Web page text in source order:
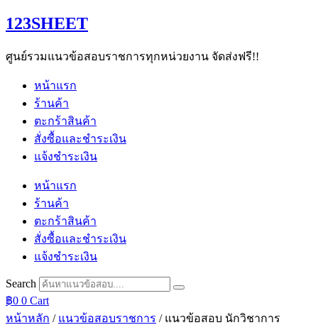
Skip
to
123SHEET
ศูนย์รวมแนวข้อสอบราชการทุกหน่วยงาน จัดส่งฟรี!!
หน้าแรก
ร้านค้า
ตะกร้าสินค้า
สั่งซื้อและชำระเงิน
แจ้งชำระเงิน
หน้าแรก
ร้านค้า
ตะกร้าสินค้า
สั่งซื้อและชำระเงิน
แจ้งชำระเงิน
Search
฿0 0 Cart
หน้าหลัก / แนวข้อสอบราชการ / แนวข้อสอบ นักวิชาการ